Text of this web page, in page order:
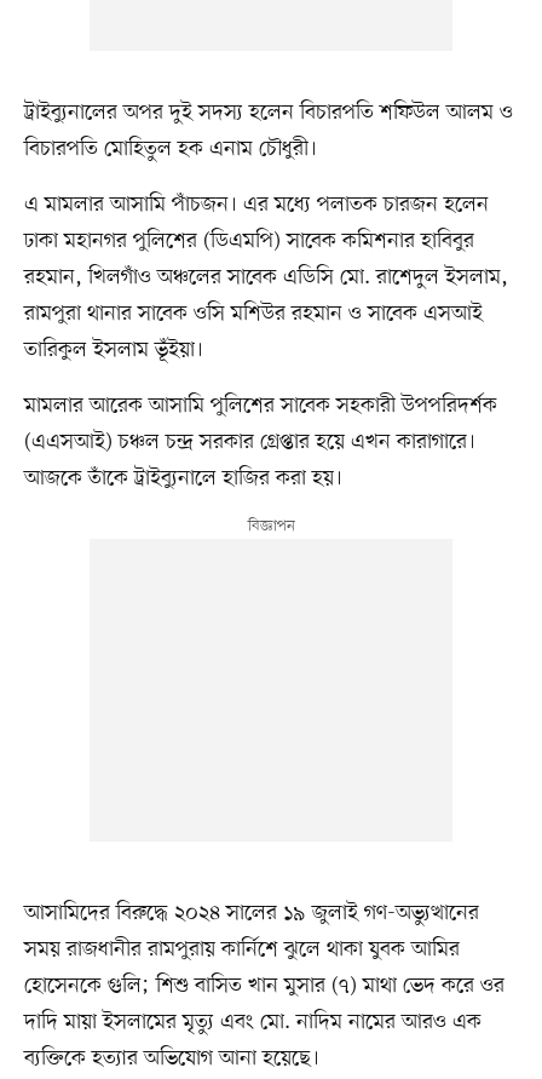
ট্রাইব্যুনালের অপর দুই সদস্য হলেন বিচারপতি শফিউল আলম ও
বিচারপতি মোহিতুল হক এনাম চৌধুরী।
এ মামলার আসামি পাঁচজন। এর মধ্যে পলাতক চারজন হলেন
ঢাকা মহানগর পুলিশের (ডিএমপি) সাবেক কমিশনার হাবিবুর
রহমান, খিলগাঁও অঞ্চলের সাবেক এডিসি মো. রাশেদুল ইসলাম,
রামপুরা থানার সাবেক ওসি মশিউর রহমান ও সাবেক এসআই
তারিকুল ইসলাম ভূঁইয়া।
মামলার আরেক আসামি পুলিশের সাবেক সহকারী উপপরিদর্শক
(এএসআই) চঞ্চল চন্দ্র সরকার গ্রেপ্তার হয়ে এখন কারাগারে।
আজকে তাঁকে ট্রাইব্যুনালে হাজির করা হয়।
আসামিদের বিরুদ্ধে ২০২৪ সালের ১৯ জুলাই গণ-অভ্যুত্থানের
সময় রাজধানীর রামপুরায় কার্নিশে ঝুলে থাকা যুবক আমির
হোসেনকে গুলি; শিশু বাসিত খান মুসার (৭) মাথা ভেদ করে ওর
দাদি মায়া ইসলামের মৃত্যু এবং মো. নাদিম নামের আরও এক
ব্যক্তিকে হত্যার অভিযোগ আনা হয়েছে।